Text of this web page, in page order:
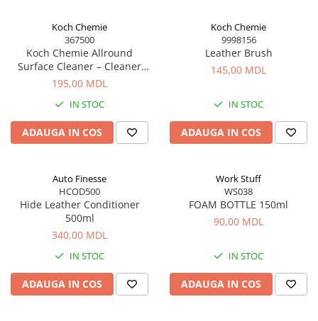
Koch Chemie
367500
Koch Chemie Allround
Surface Cleaner – Cleaner
Profesional pentru Suprafețe
195,00 MDL
IN STOC
ADAUGA IN COS
Koch Chemie
9998156
Leather Brush
145,00 MDL
IN STOC
ADAUGA IN COS
Auto Finesse
HCOD500
Hide Leather Conditioner
500ml
340,00 MDL
IN STOC
ADAUGA IN COS
Work Stuff
WS038
FOAM BOTTLE 150ml
90,00 MDL
IN STOC
ADAUGA IN COS